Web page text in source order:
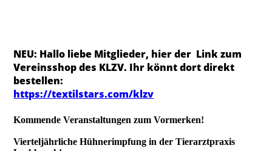
NEU: Hallo liebe Mitglieder, hier der Link zum
Vereinsshop des KLZV. Ihr könnt dort direkt
bestellen:
https://textilstars.com/klzv
Kommende Veranstaltungen zum Vormerken!
Vierteljährliche Hühnerimpfung in der Tierarztpraxis